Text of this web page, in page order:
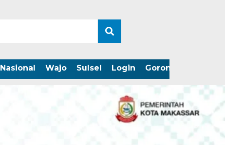
Nasional Wajo Sulsel Login Gorontalo